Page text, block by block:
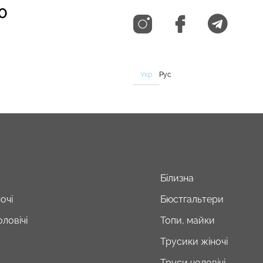
Укр Рус
Білизна
Бюстгальтери
Топи, майки
Трусики жіночі